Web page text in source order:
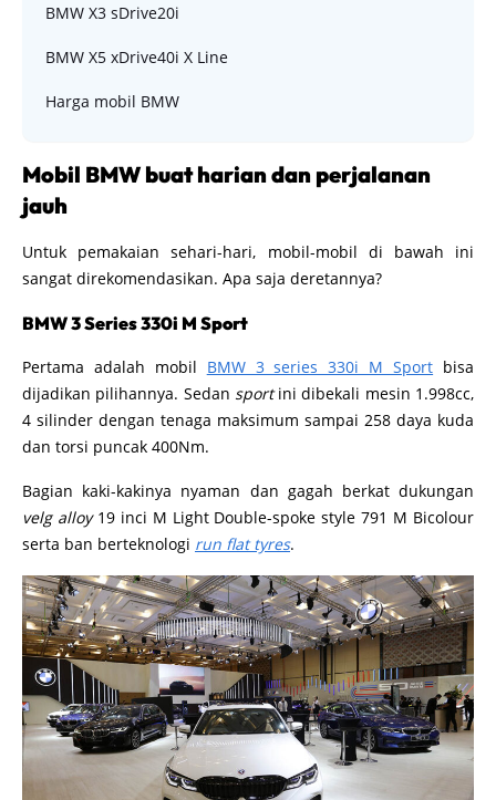
BMW X3 sDrive20i
BMW X5 xDrive40i X Line
Harga mobil BMW
Mobil BMW buat harian dan perjalanan
jauh
Untuk pemakaian sehari-hari, mobil-mobil di bawah ini
sangat direkomendasikan. Apa saja deretannya?
BMW 3 Series 330i M Sport
Pertama adalah mobil BMW 3 series 330i M Sport bisa
dijadikan pilihannya. Sedan sportini dibekali mesin 1.998cc,
4 silinder dengan tenaga maksimum sampai 258 daya kuda
dan torsi puncak 400Nm.
Bagian kaki-kakinya nyaman dan gagah berkat dukungan
velg alloy19 inci M Light Double-spoke style 791 M Bicolour
serta ban berteknologi run flat tyres.